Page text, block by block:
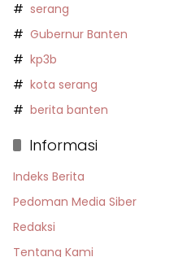
serang
Gubernur Banten
kp3b
kota serang
berita banten
Informasi
Indeks Berita
Pedoman Media Siber
Redaksi
Tentang Kami